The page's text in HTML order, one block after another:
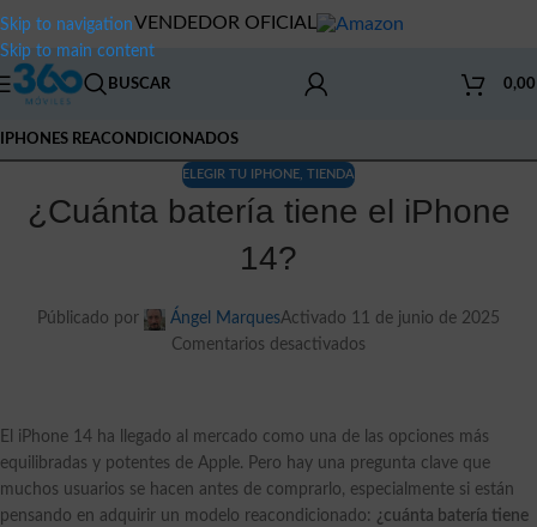
Skip to navigation
Skip to main content
VENDEDOR OFICIAL
BUSCAR
IPHONES REACONDICIONADOS
ELEGIR TU IPHONE TIENDA
¿Cuánta batería tiene el iPhone
14?
Públicado por Ángel MarquesActivado 11 de junio de 2025
Comentarios desactivados
El iPhone 14 ha llegado al mercado como una de las opciones más
equilibradas y potentes de Apple. Pero hay una pregunta clave que
muchos usuarios se hacen antes de comprarlo, especialmente si están
pensando en adquirir un modelo reacondicionado: ¿cuánta batería tiene